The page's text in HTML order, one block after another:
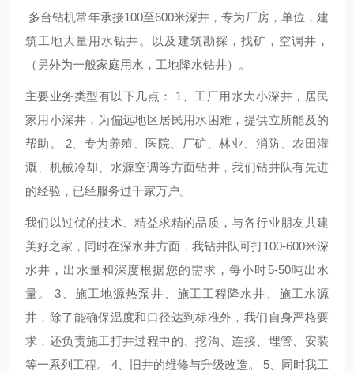
多台钻机常年承接100至600米深井，专为厂房，单位，建
筑工地大量用水钻井。以及建筑勘探，找矿，空调井，
（另外为一般家庭用水，工地降水钻井）。
主要业务类型有以下几点： 1、工厂用水大小深井，居民
家用小深井，为偏远地区居民用水困难，提供立所能及的
帮助。 2、专为养殖、医院、厂矿、林业、消防、农田灌
溉、机械冷却、水源空调等方面钻井，我们钻井队有先进
的经验，已经服务过千家万户。
我们以过优的技术、精益求精的品质，与各行业朋友共建
美好之家，同时在深水井方面，我钻井队可打100-600米深
水井，出水量和深度根据您的需求，每小时5-50吨出水
量。 3、施工地源热泵井、施工工程降水井、施工水源
井，除了能确保温度和口径达到标准外，我们自身严格要
求，还负责施工打井过程中的、挖沟、连接、埋管、安装
等一系列工程。 4、旧井的维修与升级改造。 5、同时我工